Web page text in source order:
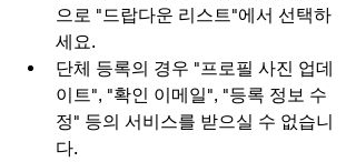
으로 "드랍다운 리스트"에서 선택하
세요.
단체 등록의 경우 "프로필 사진 업데
이트", "확인 이메일", "등록 정보 수
정" 등의 서비스를 받으실 수 없습니
다.